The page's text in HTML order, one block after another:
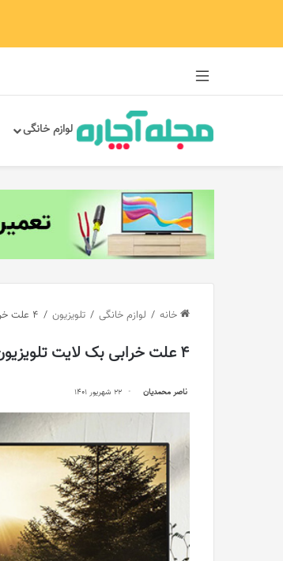
لوازم خانگی
خانه / لوازم خانگی / تلویزیون / 4 علت خرابی بک لایت تلویزیون سامسونگ
4 علت خرابی بک لایت تلویزیون سامسونگ
ناصر محمدیان 22 شهریور 1401